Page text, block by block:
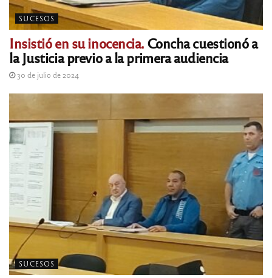
SUCESOS
Insistió en su inocencia. Concha cuestionó a
la Justicia previo a la primera audiencia
30 de julio de 2024
SUCESOS